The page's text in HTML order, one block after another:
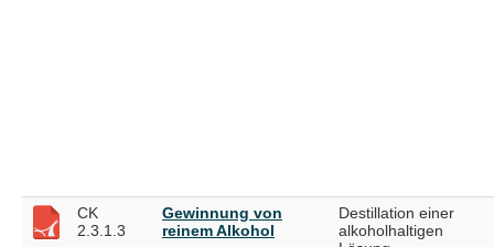
CK
2.3.1.3
Gewinnung von
reinem Alkohol
Destillation einer
alkoholhaltigen